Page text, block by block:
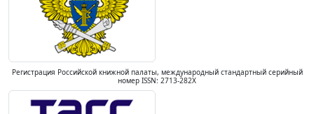
Регистрация Российской книжной палаты, международный стандартный серийный
номер ISSN: 2713-282X